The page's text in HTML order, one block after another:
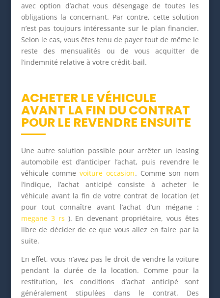
avec option d’achat vous désengage de toutes les
obligations la concernant. Par contre, cette solution
n’est pas toujours intéressante sur le plan financier.
Selon le cas, vous êtes tenu de payer tout de même le
reste des mensualités ou de vous acquitter de
l’indemnité relative à votre crédit-bail.
ACHETER LE VÉHICULE
AVANT LA FIN DU CONTRAT
POUR LE REVENDRE ENSUITE
Une autre solution possible pour arrêter un leasing
automobile est d’anticiper l’achat, puis revendre le
véhicule commevoiture occasion. Comme son nom
l’indique, l’achat anticipé consiste à acheter le
véhicule avant la fin de votre contrat de location (et
pour tout connaître avant l’achat d’un mégane :
megane 3 rs ). En devenant propriétaire, vous êtes
libre de décider de ce que vous allez en faire par la
suite.
En effet, vous n’avez pas le droit de vendre la voiture
pendant la durée de la location. Comme pour la
restitution, les conditions d’achat anticipé sont
généralement stipulées dans le contrat. Des